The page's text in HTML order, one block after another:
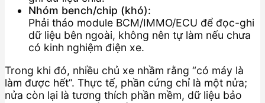
Nhóm bench/chip (khó):
Phải tháo module BCM/IMMO/ECU để đọc-ghi
dữ liệu bên ngoài, không nên tự làm nếu chưa
có kinh nghiệm điện xe.
Trong khi đó, nhiều chủ xe nhầm rằng “có máy là
làm được hết”. Thực tế, phần cứng chỉ là một nửa;
nửa còn lại là tương thích phần mềm, dữ liệu bảo